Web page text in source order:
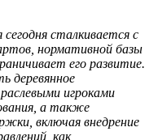
сталкивается с
нормативной базы
его развитие.
деревянное
игроками
а также
включая внедрение
как